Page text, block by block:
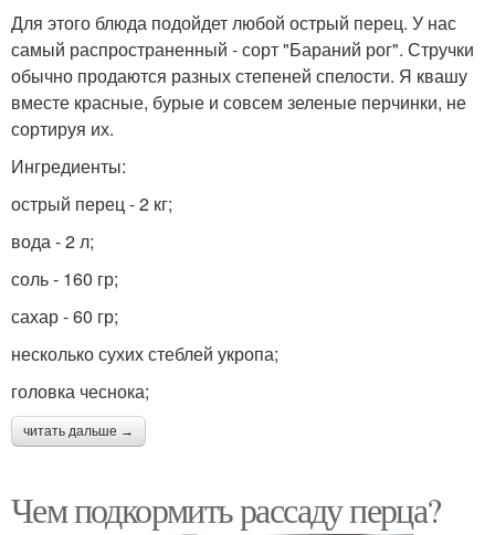
Для этого блюда подойдет любой острый перец. У нас
самый распространенный - сорт "Бараний рог". Стручки
обычно продаются разных степеней спелости. Я квашу
вместе красные, бурые и совсем зеленые перчинки, не
сортируя их.
Ингредиенты:
острый перец - 2 кг;
вода - 2 л;
соль - 160 гр;
сахар - 60 гр;
несколько сухих стеблей укропа;
головка чеснока;
читать дальше →
Чем подкормить рассаду перца?